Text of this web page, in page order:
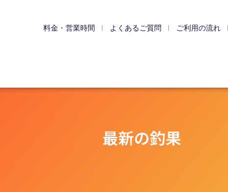
料金・営業時間 よくあるご質問 ご利用の流れ
最新の釣果